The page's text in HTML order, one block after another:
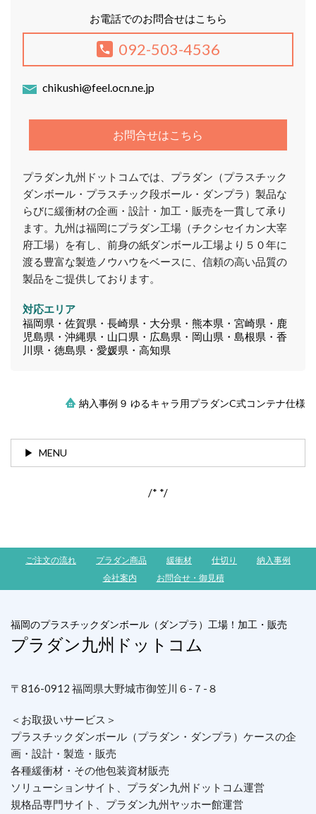
お電話でのお問合せはこちら
092-503-4536
chikushi@feel.ocn.ne.jp
お問合せはこちら
プラダン九州ドットコムでは、プラダン（プラスチック
ダンボール・プラスチック段ボール・ダンプラ）製品な
らびに緩衝材の企画・設計・加工・販売を一貫して承り
ます。九州は福岡にプラダン工場（チクシセイカン大宰
府工場）を有し、前身の紙ダンボール工場より５０年に
渡る豊富な製造ノウハウをベースに、信頼の高い品質の
製品をご提供しております。
対応エリア
福岡県・佐賀県・長崎県・大分県・熊本県・宮崎県・鹿
児島県・沖縄県・山口県・広島県・岡山県・島根県・香
川県・徳島県・愛媛県・高知県
納入事例９ ゆるキャラ用プラダンC式コンテナ仕様
MENU
/* */
ご注文の流れ プラダン商品 緩衝材 仕切り
納入事例
会社案内
お問合せ・御見積
福岡のプラスチックダンボール（ダンプラ）工場！加工・販売
プラダン九州ドットコム
〒816-0912 福岡県大野城市御笠川６-７-８
＜お取扱いサービス＞
プラスチックダンボール（プラダン・ダンプラ）ケースの企
画・設計・製造・販売
各種緩衝材・その他包装資材販売
ソリューションサイト、プラダン九州ドットコム運営
規格品専門サイト、プラダン九州ヤッホー館運営